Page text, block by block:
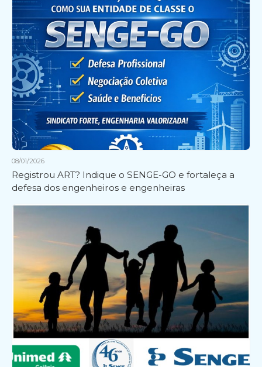
08/01/2026
Registrou ART? Indique o SENGE-GO e fortaleça a
defesa dos engenheiros e engenheiras